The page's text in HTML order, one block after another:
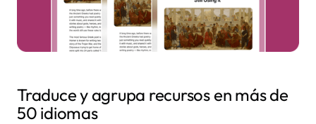
Traduce y agrupa recursos en más de
50 idiomas